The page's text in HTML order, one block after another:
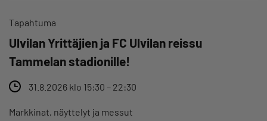
Tapahtuma
Ulvilan Yrittäjien ja FC Ulvilan reissu
Tammelan stadionille!
31.8.2026 klo 15:30 – 22:30
Markkinat, näyttelyt ja messut